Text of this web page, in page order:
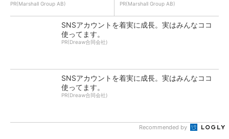
PR(Marshall Group AB) PR(Marshall Group AB)
SNSアカウントを着実に成長。実はみんなココ
使ってます。
PR(Dreaw合同会社)
SNSアカウントを着実に成長。実はみんなココ
使ってます。
PR(Dreaw合同会社)
Recommended by